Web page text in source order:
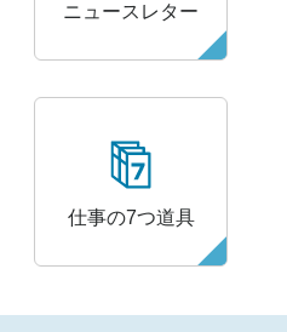
ニュースレター
仕事の7つ道具